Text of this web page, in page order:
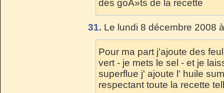
des goÃ»ts de la recette
31. Le lundi 8 décembre 2008
Pour ma part j'ajoute des
vert - je mets le sel - et je
superflue j' ajoute l' huile
respectant toute la recette